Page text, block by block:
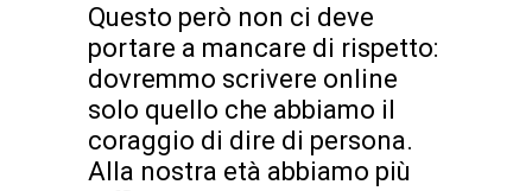
Questo però non ci deve
portare a mancare di rispetto:
dovremmo scrivere online
solo quello che abbiamo il
coraggio di dire di persona.
Alla nostra età abbiamo più